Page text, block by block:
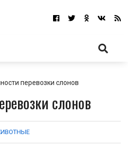
перевозки слонов
слонов